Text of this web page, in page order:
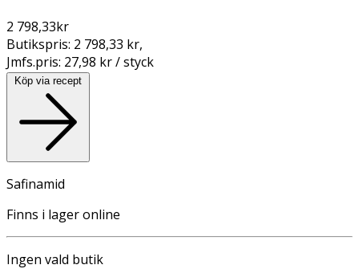
2 798,33kr
Butikspris: 2 798,33 kr,
Jmfs.pris: 27,98 kr / styck
Köp via recept
Safinamid
Finns i lager online
Ingen vald butik